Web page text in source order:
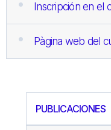
Inscripción en el
Pàgina web del
PUBLICACIONES